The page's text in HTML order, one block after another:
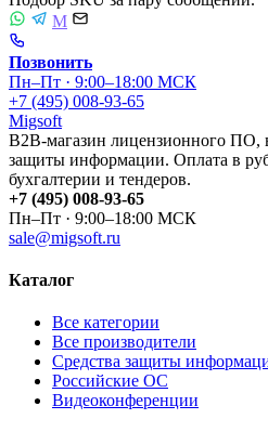
M
Позвонить
Пн–Пт · 9:00–18:00 МСК
+7 (495) 008-93-65
Migsoft
B2B-магазин лицензионного ПО,
защиты информации. Оплата в
бухгалтерии и тендеров.
+7 (495) 008-93-65
Пн–Пт · 9:00–18:00 МСК
sale@migsoft.ru
Каталог
Все категории
Все производители
Средства защиты
Российские ОС
Видеоконференции